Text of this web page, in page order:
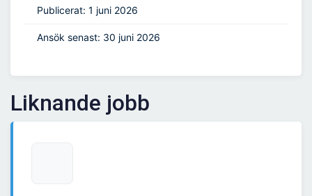
Publicerat: 1 juni 2026
Ansök senast: 30 juni 2026
Liknande jobb